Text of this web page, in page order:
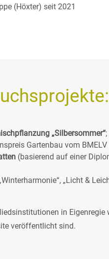
(Höxter) seit 2021
„Silbersommer“;
Gartenbau vom
(basierend auf einer
„Licht &
in
veröffentlicht sind.